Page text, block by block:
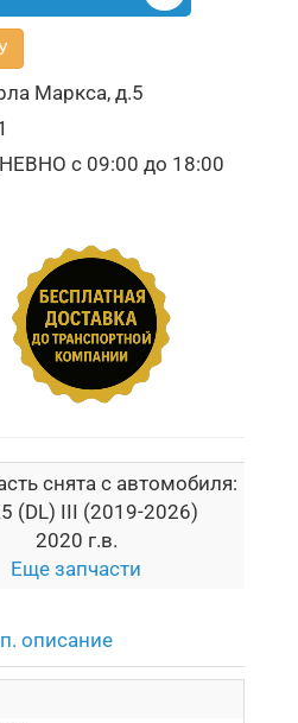
Маркса, д.5
с 09:00 до 18:00
снята с автомобиля:
(DL) III (2019-2026)
2020 г.в.
Еще запчасти
описание